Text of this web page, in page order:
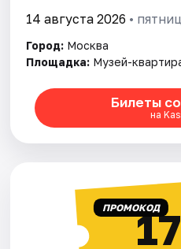
14 августа 2026 •
Город: Москва
Площадка: Музей-
Билеты
на
ПРОМОКОД